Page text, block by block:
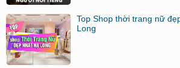
Top Shop thời trang nữ
Long